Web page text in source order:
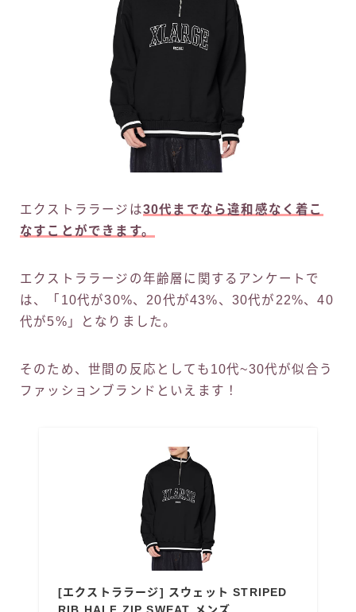
エクストララージは30代までなら違和感なく着こ
なすことができます。
エクストララージの年齢層に関するアンケートで
は、「10代が30%、20代が43%、30代が22%、40
代が5%」となりました。
そのため、世間の反応としても10代~30代が似合う
ファッションブランドといえます！
[エクストララージ] スウェット STRIPED